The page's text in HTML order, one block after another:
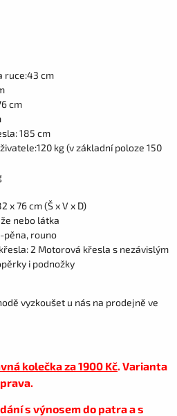
ruce:43 cm
cm
185 cm
kg (v základní poloze 150
x 76 cm (Š x V x D)
nebo látka
pěna, rouno
2 Motorová křesla s nezávislým
i podnožky
vyzkoušet u nás na prodejně ve
kolečka za 1900 Kč. Varianta
s výnosem do patra a s